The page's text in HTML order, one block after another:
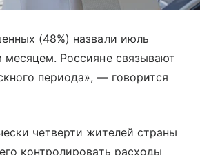
(48%) назвали июль
Россияне связывают
периода», — говорится
четверти жителей страны
контролировать расходы